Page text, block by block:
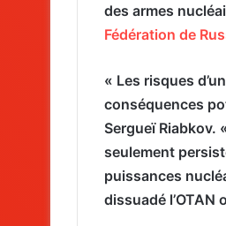
des armes
Fédération de
« Les risques
conséquences
Sergueï Riabkov.
seulement
puissances
dissuadé l’OTAN